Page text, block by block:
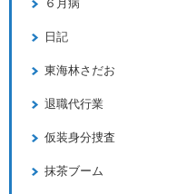
６月病
日記
東海林さだお
退職代行業
仮装身分捜査
抹茶ブーム